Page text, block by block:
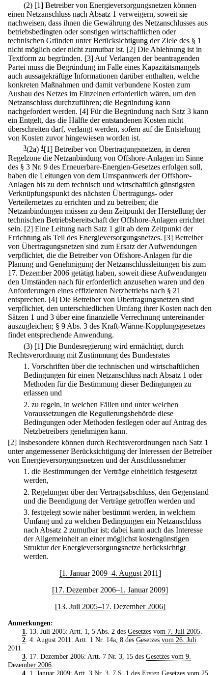
(2) [1] Betreiber von Energieversorgungsnetzen können
einen Netzanschluss nach Absatz 1 verweigern, soweit sie
nachweisen, dass ihnen die Gewährung des Netzanschlusses aus
betriebsbedingten oder sonstigen wirtschaftlichen oder
technischen Gründen unter Berücksichtigung der Ziele des § 1
nicht möglich oder nicht zumutbar ist. [2] Die Ablehnung ist in
Textform zu begründen. [3] Auf Verlangen der beantragenden
Partei muss die Begründung im Falle eines Kapazitätsmangels
auch aussagekräftige Informationen darüber enthalten, welche
konkreten Maßnahmen und damit verbundene Kosten zum
Ausbau des Netzes im Einzelnen erforderlich wären, um den
Netzanschluss durchzuführen; die Begründung kann
nachgefordert werden. [4] Für die Begründung nach Satz 3 kann
ein Entgelt, das die Hälfte der entstandenen Kosten nicht
überschreiten darf, verlangt werden, sofern auf die Entstehung
von Kosten zuvor hingewiesen worden ist.
3(2a) 4[1] Betreiber von Übertragungsnetzen, in deren
Regelzone die Netzanbindung von Offshore-Anlagen im Sinne
des § 3 Nr. 9 des Erneuerbare-Energien-Gesetzes erfolgen soll,
haben die Leitungen von dem Umspannwerk der Offshore-
Anlagen bis zu dem technisch und wirtschaftlich günstigsten
Verknüpfungspunkt des nächsten Übertragungs- oder
Verteilernetzes zu errichten und zu betreiben; die
Netzanbindungen müssen zu dem Zeitpunkt der Herstellung der
technischen Betriebsbereitschaft der Offshore-Anlagen errichtet
sein. [2] Eine Leitung nach Satz 1 gilt ab dem Zeitpunkt der
Errichtung als Teil des Energieversorgungsnetzes. [3] Betreiber
von Übertragungsnetzen sind zum Ersatz der Aufwendungen
verpflichtet, die die Betreiber von Offshore-Anlagen für die
Planung und Genehmigung der Netzanschlussleitungen bis zum
17. Dezember 2006 getätigt haben, soweit diese Aufwendungen
den Umständen nach für erforderlich anzusehen waren und den
Anforderungen eines effizienten Netzbetriebs nach § 21
entsprechen. [4] Die Betreiber von Übertragungsnetzen sind
verpflichtet, den unterschiedlichen Umfang ihrer Kosten nach den
Sätzen 1 und 3 über eine finanzielle Verrechnung untereinander
auszugleichen; § 9 Abs. 3 des Kraft-Wärme-Kopplungsgesetzes
findet entsprechende Anwendung.
(3) [1] Die Bundesregierung wird ermächtigt, durch
Rechtsverordnung mit Zustimmung des Bundesrates
1. Vorschriften über die technischen und wirtschaftlichen
Bedingungen für einen Netzanschluss nach Absatz 1 oder
Methoden für die Bestimmung dieser Bedingungen zu
erlassen und
2. zu regeln, in welchen Fällen und unter welchen
Voraussetzungen die Regulierungsbehörde diese
Bedingungen oder Methoden festlegen oder auf Antrag des
Netzbetreibers genehmigen kann.
[2] Insbesondere können durch Rechtsverordnungen nach Satz 1
unter angemessener Berücksichtigung der Interessen der Betreiber
von Energieversorgungsnetzen und der Anschlussnehmer
1. die Bestimmungen der Verträge einheitlich festgesetzt
werden,
2. Regelungen über den Vertragsabschluss, den Gegenstand
und die Beendigung der Verträge getroffen werden und
3. festgelegt sowie näher bestimmt werden, in welchem
Umfang und zu welchen Bedingungen ein Netzanschluss
nach Absatz 2 zumutbar ist; dabei kann auch das Interesse
der Allgemeinheit an einer möglichst kostengünstigen
Struktur der Energieversorgungsnetze berücksichtigt
werden.
[1. Januar 2009–4. August 2011]
[17. Dezember 2006–1. Januar 2009]
[13. Juli 2005–17. Dezember 2006]
Anmerkungen:
1
. 13. Juli 2005: Artt. 1, 5 Abs. 2 des Gesetzes vom 7. Juli 2005.
2. 4. August 2011: Artt. 1 Nr. 14a, 8 des Gesetzes vom 26. Juli
2011
3. 17. Dezember 2006: Artt. 7 Nr. 3, 15 des Gesetzes vom 9.
Dezember 2006
4. 1. Januar 2009: Artt. 3 Nr. 3, 7 S. 1 des Ersten Gesetzes vom 25.